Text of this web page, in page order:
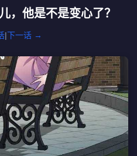
，他是不是变心了？
|下一话 →